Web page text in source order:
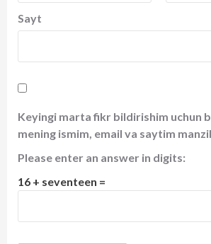
Sayt
Keyingi marta fikr bildirishim uchun
mening ismim, email va saytim
Please enter an answer in digits:
16 + seventeen =